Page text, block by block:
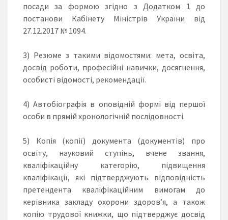
посади за формою згідно з Додатком 1 до
постанови Кабінету Міністрів України від
27.12.2017 № 1094.
3) Резюме з такими відомостями: мета, освіта,
досвід роботи, професійні навички, досягнення,
особисті відомості, рекомендації.
4) Автобіографія в оповідній формі від першої
особи в прямій хронологічній послідовності.
5) Копія (копії) документа (документів) про
освіту, науковий ступінь, вчене звання,
кваліфікаційну категорію, підвищення
кваліфікації, які підтверджують відповідність
претендента кваліфікаційним вимогам до
керівника закладу охорони здоров’я, а також
копію трудової книжки, що підтверджує досвід